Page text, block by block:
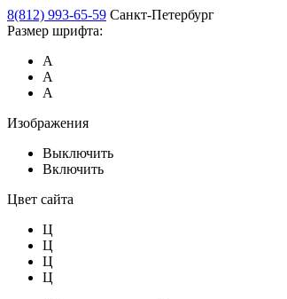
8(812) 993-65-59 Санкт-Петербург
Размер шрифта:
А
А
А
Изображения
Выключить
Включить
Цвет сайта
Ц
Ц
Ц
Ц